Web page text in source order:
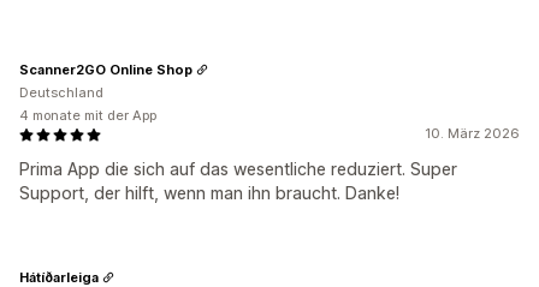
10. März 2026
Prima App die sich auf das wesentliche reduziert. Super
Support, der hilft, wenn man ihn braucht. Danke!
Scanner2GO Online Shop
Deutschland
4 monate mit der App
Hátíðarleiga